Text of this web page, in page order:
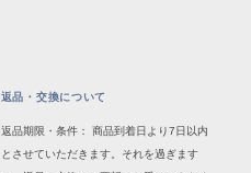
返品・交換について
返品期限・条件： 商品到着日より7日以内
とさせていただきます。それを過ぎます